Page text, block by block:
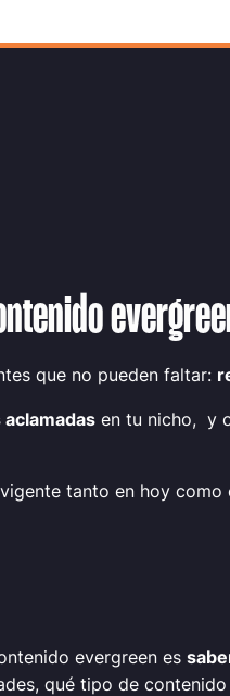
que no pueden faltar:
en tu nicho, y
tanto en hoy como
evergreen es
qué tipo de